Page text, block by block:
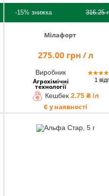
-15% знижка 316.25
Мілафорт
275.00 грн / л
Виробник
Агрохімічні
технології
★★★★
1
Кешбек 2.75 ₴ /л
Є у наявності